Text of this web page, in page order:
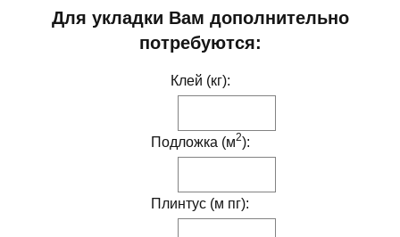
Для укладки Вам дополнительно
потребуются:
Клей (кг):
Подложка (м2):
Плинтус (м пг):